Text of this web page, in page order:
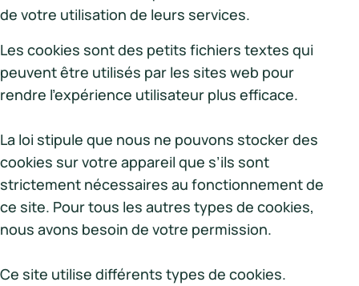
de votre utilisation de leurs services.
Les cookies sont des petits fichiers textes qui
peuvent être utilisés par les sites web pour
rendre l'expérience utilisateur plus efficace.
La loi stipule que nous ne pouvons stocker des
cookies sur votre appareil que s’ils sont
strictement nécessaires au fonctionnement de
ce site. Pour tous les autres types de cookies,
nous avons besoin de votre permission.
Ce site utilise différents types de cookies.